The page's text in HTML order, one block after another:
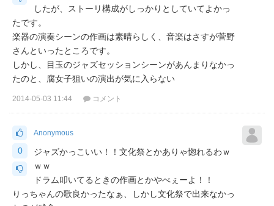
したが、ストーリ構成がしっかりとしていてよかっ
たです。
楽器の演奏シーンの作画は素晴らしく、音楽はさすが菅野
さんといったところです。
しかし、目玉のジャズセッションシーンがあんまりなかっ
たのと、腐女子狙いの演出が気に入らない
2014-05-03 11:44 コメント
0
Anonymous
ジャズかっこいい！！文化祭とかありゃ惚れるわｗ
ｗｗ
ドラム叩いてるときの作画とかやべぇーよ！！
りっちゃんの歌良かったなぁ、しかし文化祭で出来なかっ